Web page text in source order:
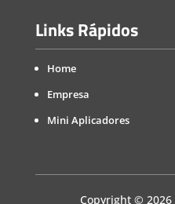
Links Rápidos
Home
Empresa
Mini Aplicadores
Copyright © 2026